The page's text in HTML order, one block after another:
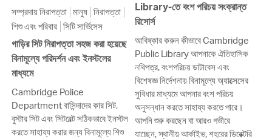
সম্প্রদায় নিরাপত্তা মানুষ নিরাপত্তা
শিশু এবং পরিবার সিটি সার্ভিসেস
গাড়ির সিট নিরাপত্তা সহজ করা হয়েছে
বিনামূল্যে পরিদর্শন এবং ইনস্টলের
মাধ্যমে
Cambridge Police
Department বাসিন্দাদের কার সিট,
বুস্টার সিট এবং সিটবেল্ট সঠিকভাবে ইনস্টল
করতে সাহায্য করার জন্য বিনামূল্যে শিশু
Library-তে বংশ পরিচয় সংক্রান্ত
রিসোর্স
আবিষ্কার করুন কীভাবে Cambridge
Public Library আপনাকে ঐতিহাসিক
নথিপত্র, বংশপরিচয় ডাটাবেস এবং
বিশেষজ্ঞ নির্দেশনায় বিনামূল্যে অ্যাক্সেসের
সুবিধার মাধ্যমে আপনার বংশ পরিচয়
অনুসন্ধান করতে সাহায্য করতে পারে।
আপনি শুরু করছেন বা আরও গভীরে
যাচ্ছেন, স্থানীয় আর্কাইভ, শহরের ডিরেক্টরি